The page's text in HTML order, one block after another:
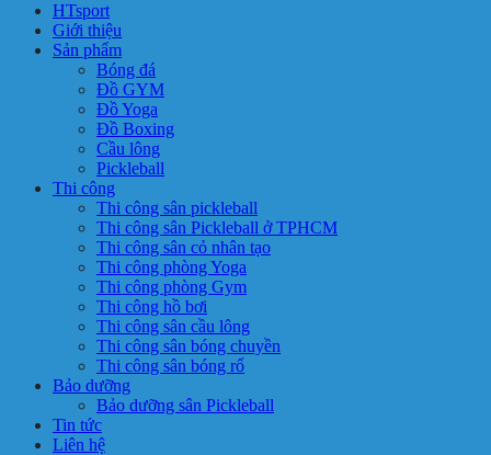
HTsport
Giới thiệu
Sản phẩm
Bóng đá
Đồ GYM
Đồ Yoga
Đồ Boxing
Cầu lông
Pickleball
Thi công
Thi công sân pickleball
Thi công sân Pickleball ở TPHCM
Thi công sân cỏ nhân tạo
Thi công phòng Yoga
Thi công phòng Gym
Thi công hồ bơi
Thi công sân cầu lông
Thi công sân bóng chuyền
Thi công sân bóng rổ
Bảo dưỡng
Bảo dưỡng sân Pickleball
Tin tức
Liên hệ